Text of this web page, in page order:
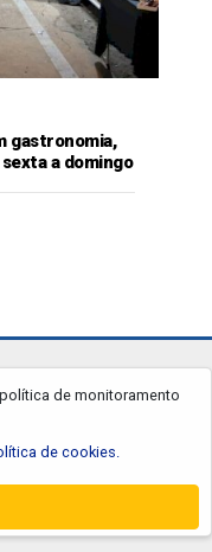
gastronomia,
a domingo
de monitoramento
de cookies.